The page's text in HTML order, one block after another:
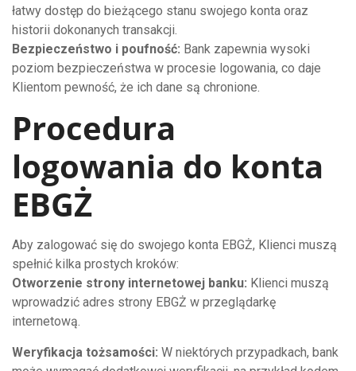
łatwy dostęp do bieżącego stanu swojego konta oraz
historii dokonanych transakcji.
Bezpieczeństwo i poufność: Bank zapewnia wysoki
poziom bezpieczeństwa w procesie logowania, co daje
Klientom pewność, że ich dane są chronione.
Procedura
logowania do konta
EBGŻ
Aby zalogować się do swojego konta EBGŻ, Klienci muszą
spełnić kilka prostych kroków:
Otworzenie strony internetowej banku: Klienci muszą
wprowadzić adres strony EBGŻ w przeglądarkę
internetową.
Weryfikacja tożsamości: W niektórych przypadkach, bank